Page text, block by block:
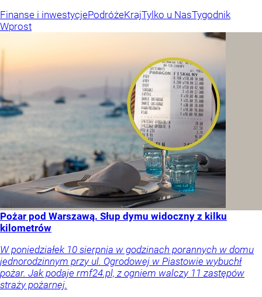
Finanse i inwestycjePodróżeKrajTylko u NasTygodnik
Wprost
Pożar pod Warszawą. Słup dymu widoczny z kilku
kilometrów
W poniedziałek 10 sierpnia w godzinach porannych w domu
jednorodzinnym przy ul. Ogrodowej w Piastowie wybuchł
pożar. Jak podaje rmf24.pl, z ogniem walczy 11 zastępów
straży pożarnej.